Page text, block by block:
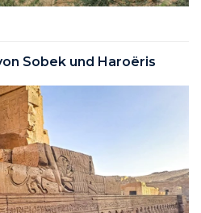
Sobek und Haroëris